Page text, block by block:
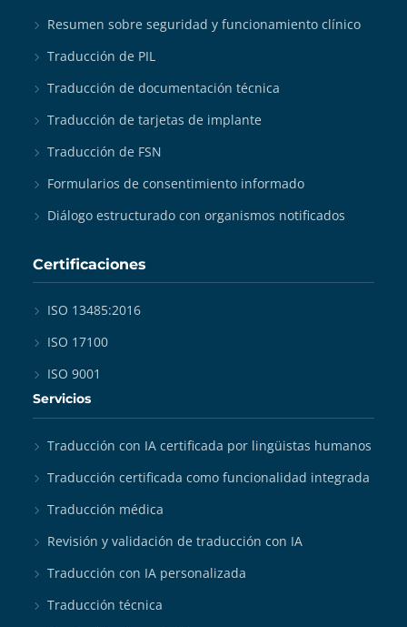
Resumen sobre seguridad y funcionamiento clínico
Traducción de PIL
Traducción de documentación técnica
Traducción de tarjetas de implante
Traducción de FSN
Formularios de consentimiento informado
Diálogo estructurado con organismos notificados
Certificaciones
ISO 13485:2016
ISO 17100
ISO 9001
Servicios
Traducción con IA certificada por lingüistas humanos
Traducción certificada como funcionalidad integrada
Traducción médica
Revisión y validación de traducción con IA
Traducción con IA personalizada
Traducción técnica